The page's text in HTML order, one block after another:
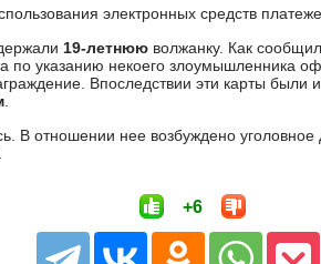
электронных средств
19-летнюю волжанку. Как
по указанию некоего злоумышленника
Впоследствии эти карты были
В отношении нее возбуждено уголовное
+6